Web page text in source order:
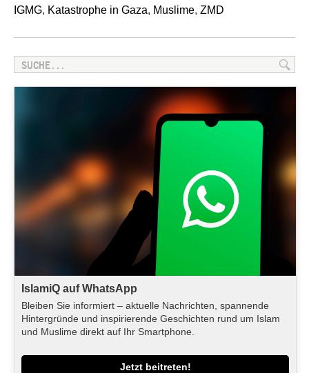
IGMG, Katastrophe in Gaza, Muslime, ZMD
IslamiQ auf WhatsApp
Bleiben Sie informiert – aktuelle Nachrichten, spannende
Hintergründe und inspirierende Geschichten rund um Islam
und Muslime direkt auf Ihr Smartphone.
Jetzt beitreten!